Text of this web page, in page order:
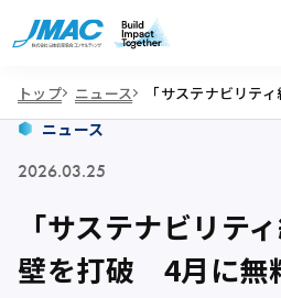
トップ ニュース 「サステナビリテ
「サステナビリテ
壁を打破 4月に無
ニュース
2026.03.25